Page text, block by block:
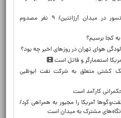
سقوط آسانسور در میدان آرژانتین/ ۹ نفر مصدوم
کجا برسیم؟
هوای تهران در روزهای اخیر چه بود؟
استعمارگر و قاتل است
کشتی متعلق به شرکت نفت ابوظبی
کارآمد است
آمریکا را مجبور به همراهی کرد/
نگاه‌های مشترک به میدان است